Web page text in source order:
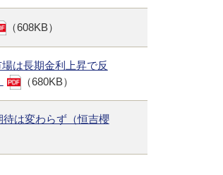
（608KB）
は長期金利上昇で反
（680KB）
は変わらず（恒吉櫻